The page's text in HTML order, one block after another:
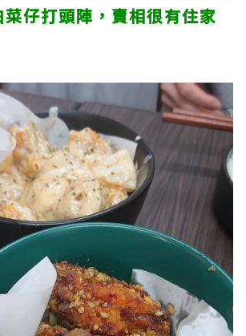
仔打頭陣，賣相很有住家